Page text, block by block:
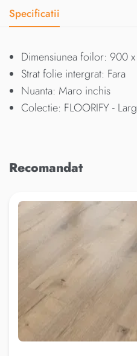
Specificatii
Dimensiunea foilor: 900
Strat folie intergrat: Fara
Nuanta: Maro inchis
Colectie: FLOORIFY -
Recomandat